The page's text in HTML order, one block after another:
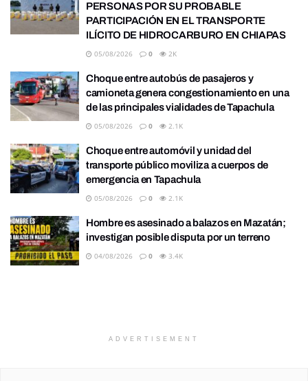
PERSONAS POR SU PROBABLE
PARTICIPACIÓN EN EL TRANSPORTE
ILÍCITO DE HIDROCARBURO EN CHIAPAS
05/08/2026 0 2K
Choque entre autobús de pasajeros y
camioneta genera congestionamiento en una
de las principales vialidades de Tapachula
05/08/2026 0 2.1K
Choque entre automóvil y unidad del
transporte público moviliza a cuerpos de
emergencia en Tapachula
05/08/2026 0 2.1K
Hombre es asesinado a balazos en Mazatán;
investigan posible disputa por un terreno
04/08/2026 0 3.4K
ADVERTISEMENT